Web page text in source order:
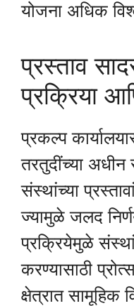
योजना अधिक
प्रस्ताव
प्रक्रिया
प्रकल्प
तरतुदींच्या अधीन
संस्थांच्या
ज्यामुळे जलद
प्रक्रियेमुळे
करण्यासाठी
क्षेत्रात सामूहिक